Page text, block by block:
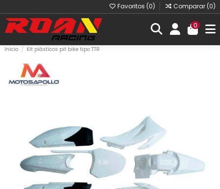
Favoritos (0) Comparar (0)
0
Inicio Kit plásticos pit bike tipo TTR